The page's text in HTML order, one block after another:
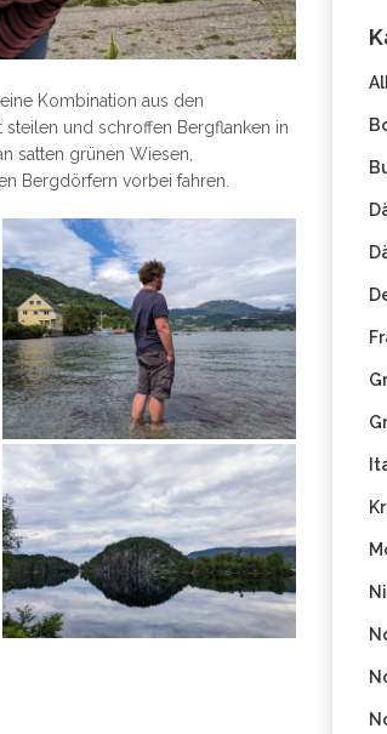
Kombination aus den
und schroffen Bergflanken in
satten grünen Wiesen,
Bergdörfern vorbei fahren.